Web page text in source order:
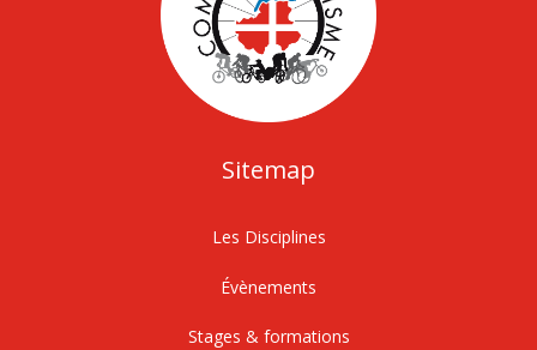
Sitemap
Les Disciplines
Évènements
Stages & formations